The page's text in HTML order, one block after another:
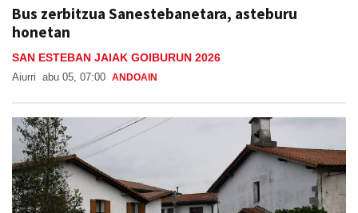
Bus zerbitzua Sanestebanetara, asteburu
honetan
SAN ESTEBAN JAIAK GOIBURUN 2026
Aiurri abu 05, 07:00 ANDOAIN